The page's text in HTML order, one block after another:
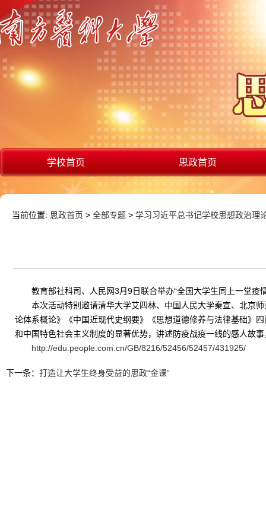
学校首页 思政首页
当前位置: 思政首页 > 全部专题 > 学习习近平总书记学校思想政治理
教育部社科司、人民网3月9日联合举办“全国大学生同上一堂疫
本次活动特别邀请清华大学艾四林、中国人民大学秦宣、北京
论体系概论》《中国近现代史纲要》《思想道德修养与法律基础》
和中国特色社会主义制度的显著优势，讲述防疫战疫一线的感人故
http://edu.people.com.cn/GB/8216/52456/52457/431925/
下一条： 打造让大学生终身受益的思政“金课”